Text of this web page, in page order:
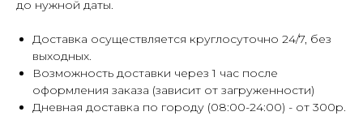
до нужной даты.
Доставка осуществляется круглосуточно 24/7, без
выходных.
Возможность доставки через 1 час после
оформления заказа (зависит от загруженности)
Дневная доставка по городу (08:00-24:00) - от 300р.